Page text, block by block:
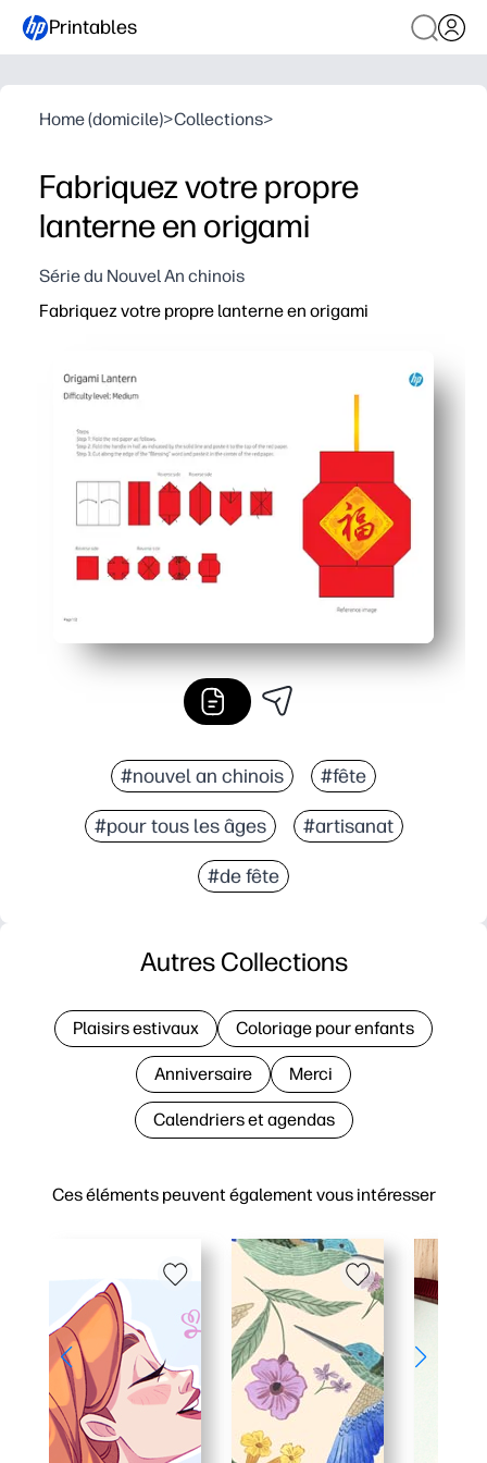
Printables
Home (domicile)>Collections>
Fabriquez votre propre
lanterne en origami
Série du Nouvel An chinois
Fabriquez votre propre lanterne en origami
#nouvel an chinois #fête
#pour tous les âges #artisanat
#de fête
Ces éléments peuvent également vous intéresser
Autres Collections
Plaisirs estivaux Coloriage pour enfants
Anniversaire Merci
Calendriers et agendas